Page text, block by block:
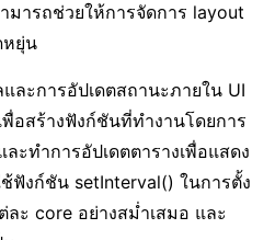
มารถช่วยให้การจัดการ layout
หยุ่น
ละการอัปเดตสถานะภายใน UI
พื่อสร้างฟังก์ชันที่ทำงานโดยการ
ะทำการอัปเดตตารางเพื่อแสดง
ฟังก์ชัน setInterval() ในการตั้ง
ะ core อย่างสม่ำเสมอ และ